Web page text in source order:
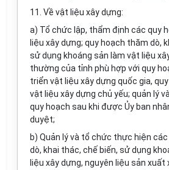
11. Về vật liệu xây dựng:
a) Tổ chức lập, thẩm định các quy
liệu xây dựng; quy hoạch thăm dò,
sử dụng khoáng sản làm vật liệu
thường của tỉnh phù hợp với quy
triển vật liệu xây dựng quốc gia,
vật liệu xây dựng chủ yếu; quản lý
quy hoạch sau khi được Ủy ban
duyệt;
b) Quản lý và tổ chức thực hiện
dò, khai thác, chế biến, sử dụng
liệu xây dựng, nguyên liệu sản xuất